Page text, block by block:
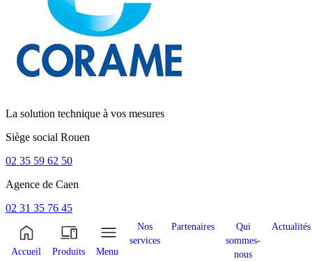
La solution technique à vos mesures
Siège social Rouen
02 35 59 62 50
Agence de Caen
02 31 35 76 45
Accueil Produits Menu
Nos
services
Partenaires
Qui
sommes-
nous
Actualités